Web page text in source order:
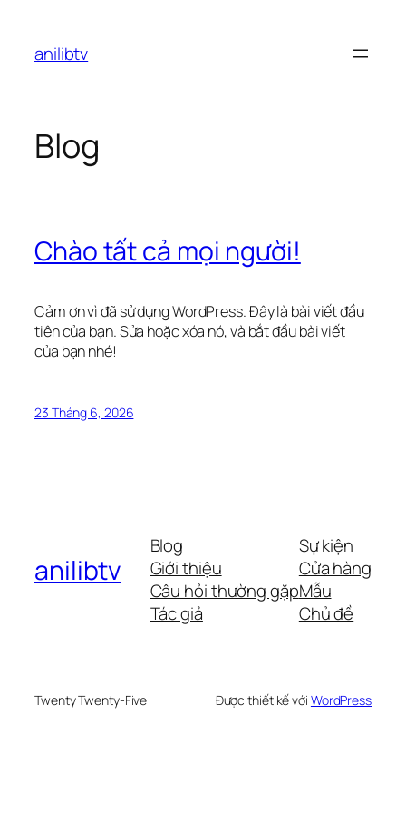
phầnanilibtv
Blog
Chào tất cả mọi người!
Cảm ơn vì đã sử dụng WordPress. Đây là bài viết đầu
tiên của bạn. Sửa hoặc xóa nó, và bắt đầu bài viết
của bạn nhé!
23 Tháng 6, 2026
anilibtv
Blog
Giới thiệu
Câu hỏi thường gặp
Tác giả
Sự kiện
Cửa hàng
Mẫu
Chủ đề
Twenty Twenty-Five Được thiết kế với WordPress